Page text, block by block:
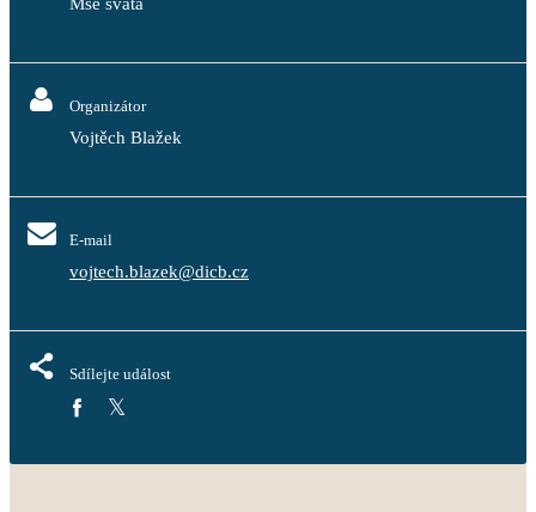
Organizátor
Vojtěch Blažek
E-mail
vojtech.blazek@dicb.cz
Sdílejte událost